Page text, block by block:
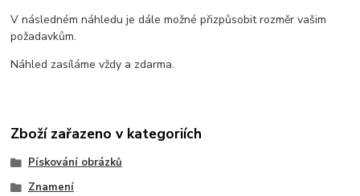
V následném náhledu je dále možné přizpůsobit rozměr vašim
požadavkům.
Náhled zasíláme vždy a zdarma.
Zboží zařazeno v kategoriích
Pískování obrázků
Znamení